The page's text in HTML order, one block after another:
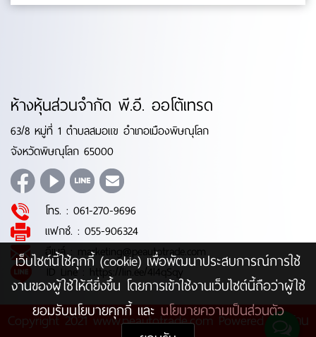
เว็บไซต์นี้ใช้คุกกี้ (cookie) เพื่อพัฒนาประสบการณ์การใช้
งานของผู้ใช้ให้ดียิ่งขึ้น โดยการเข้าใช้งานเว็บไซต์นี้ถือว่าผู้ใช้
ยอมรับนโยบายคุกกี้ และนโยบายความเป็นส่วนตัว
ห้างหุ้นส่วนจำกัด พี.อี. ออโต้เทรด
63/8 หมู่ที่ 1 ตำบลสมอแข อำเภอเมืองพิษณุโลก
จังหวัดพิษณุโลก 65000
โทร. : 061-270-9696
แฟกซ์. : 055-906324
อีเมล์ : marketing@peautotrade.com
ID Line :https://lin.ee/4l4qSqy
Copyright 2021 www.peautotrade.com Powered by บ้าน